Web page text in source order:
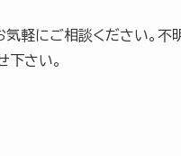
軽にご相談ください。不
下さい。